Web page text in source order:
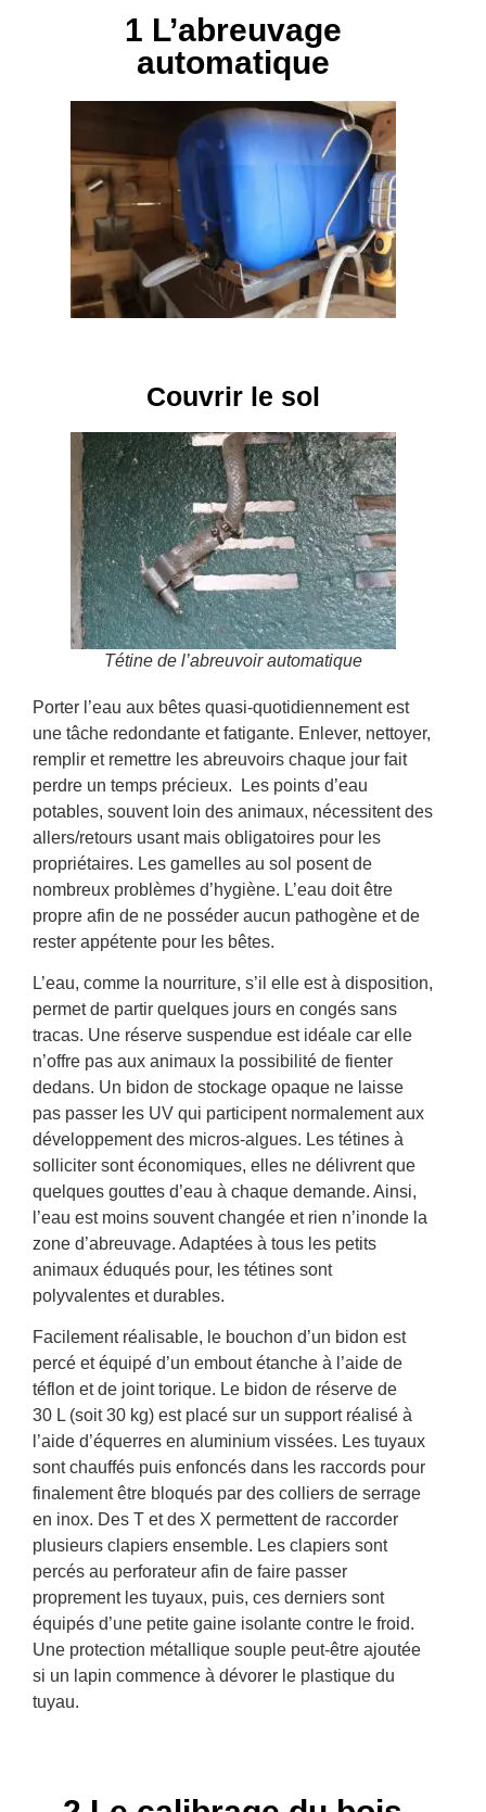
1 L’abreuvage
automatique
Couvrir le sol
Tétine de l’abreuvoir automatique
Porter l’eau aux bêtes quasi-quotidiennement est
une tâche redondante et fatigante. Enlever, nettoyer,
remplir et remettre les abreuvoirs chaque jour fait
perdre un temps précieux. Les points d’eau
potables, souvent loin des animaux, nécessitent des
allers/retours usant mais obligatoires pour les
propriétaires. Les gamelles au sol posent de
nombreux problèmes d’hygiène. L’eau doit être
propre afin de ne posséder aucun pathogène et de
rester appétente pour les bêtes.
L’eau, comme la nourriture, s’il elle est à disposition,
permet de partir quelques jours en congés sans
tracas. Une réserve suspendue est idéale car elle
n’offre pas aux animaux la possibilité de fienter
dedans. Un bidon de stockage opaque ne laisse
pas passer les UV qui participent normalement aux
développement des micros-algues. Les tétines à
solliciter sont économiques, elles ne délivrent que
quelques gouttes d’eau à chaque demande. Ainsi,
l’eau est moins souvent changée et rien n’inonde la
zone d’abreuvage. Adaptées à tous les petits
animaux éduqués pour, les tétines sont
polyvalentes et durables.
Facilement réalisable, le bouchon d’un bidon est
percé et équipé d’un embout étanche à l’aide de
téflon et de joint torique. Le bidon de réserve de
30 L (soit 30 kg) est placé sur un support réalisé à
l’aide d’équerres en aluminium vissées. Les tuyaux
sont chauffés puis enfoncés dans les raccords pour
finalement être bloqués par des colliers de serrage
en inox. Des T et des X permettent de raccorder
plusieurs clapiers ensemble. Les clapiers sont
percés au perforateur afin de faire passer
proprement les tuyaux, puis, ces derniers sont
équipés d’une petite gaine isolante contre le froid.
Une protection métallique souple peut-être ajoutée
si un lapin commence à dévorer le plastique du
tuyau.